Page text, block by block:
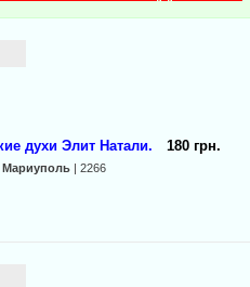
духи Элит Натали. 180 грн.
Мариуполь| 2266